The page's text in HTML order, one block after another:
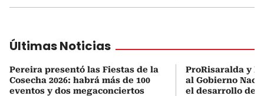
Últimas Noticias
Pereira presentó las Fiestas de la
Cosecha 2026: habrá más de 100
eventos y dos megaconciertos
ProRisaralda y
al Gobierno
el desarrollo